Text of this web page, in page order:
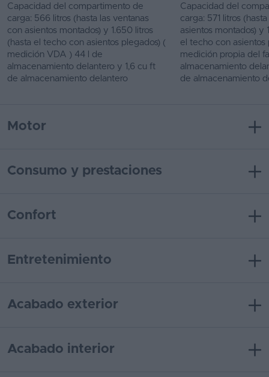
Capacidad del compartimento de
carga: 566 litros (hasta las ventanas
con asientos montados) y 1.650 litros
(hasta el techo con asientos plegados) (
medición VDA ) 44 l de
almacenamiento delantero y 1,6 cu ft
de almacenamiento delantero
Capacidad del
carga: 571 litros
asientos montados) y
el techo con asientos
medición propia del
almacenamiento
de almacenamiento
Motor
Consumo y prestaciones
Confort
Entretenimiento
Acabado exterior
Acabado interior